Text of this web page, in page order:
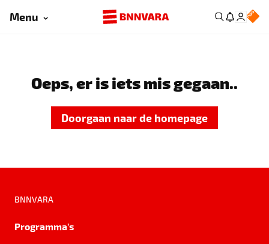
Menu
Oeps, er is iets mis gegaan..
Doorgaan naar de homepage
BNNVARA
Programma's